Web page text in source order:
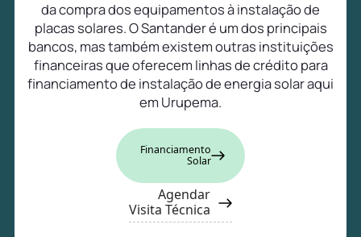
da compra dos equipamentos à instalação de
placas solares. O Santander é um dos principais
bancos, mas também existem outras instituições
financeiras que oferecem linhas de crédito para
financiamento de instalação de energia solar aqui
em Urupema.
Financiamento
Solar
Agendar
Visita Técnica